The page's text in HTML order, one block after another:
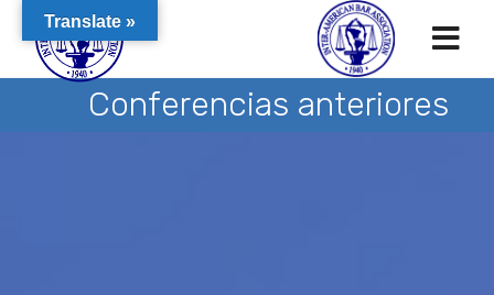
Conferencias anteriores
Translate »